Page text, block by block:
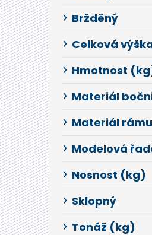
Bržděný
Celková
Hmotnost
Materiál
Materiál rámu
Modelová
Nosnost (kg)
Sklopný
Tonáž (kg)